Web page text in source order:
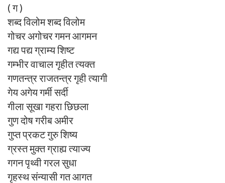
( ग )
शब्द विलोम शब्द विलोम
गोचर अगोचर गमन आगमन
गद्य पद्य ग्राम्य शिष्ट
गम्भीर वाचाल गृहीत त्यक्त
गणतन्त्र राजतन्त्र गृही त्यागी
गेय अगेय गर्मी सर्दी
गीला सूखा गहरा छिछला
गुण दोष गरीब अमीर
गुप्त प्रकट गुरु शिष्य
ग्रस्त मुक्त ग्राह्य त्याज्य
गगन पृथ्वी गरल सुधा
गृहस्थ संन्यासी गत आगत